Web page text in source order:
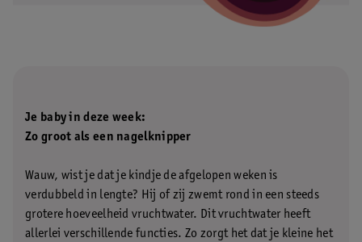
Je baby in deze week:
Zo groot als een nagelknipper
Wauw, wist je dat je kindje de afgelopen weken is
verdubbeld in lengte? Hij of zij zwemt rond in een steeds
grotere hoeveelheid vruchtwater. Dit vruchtwater heeft
allerlei verschillende functies. Zo zorgt het dat je kleine het